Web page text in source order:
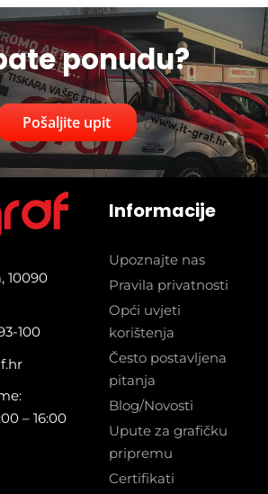
ponudu?
Pošaljite upit
10090
100
– 16:00
Informacije
Upoznajte nas
Pravila privatnosti
Opći uvjeti
korištenja
Često postavljena
pitanja
Blog/Novosti
Upute za grafičku
pripremu
Certifikati